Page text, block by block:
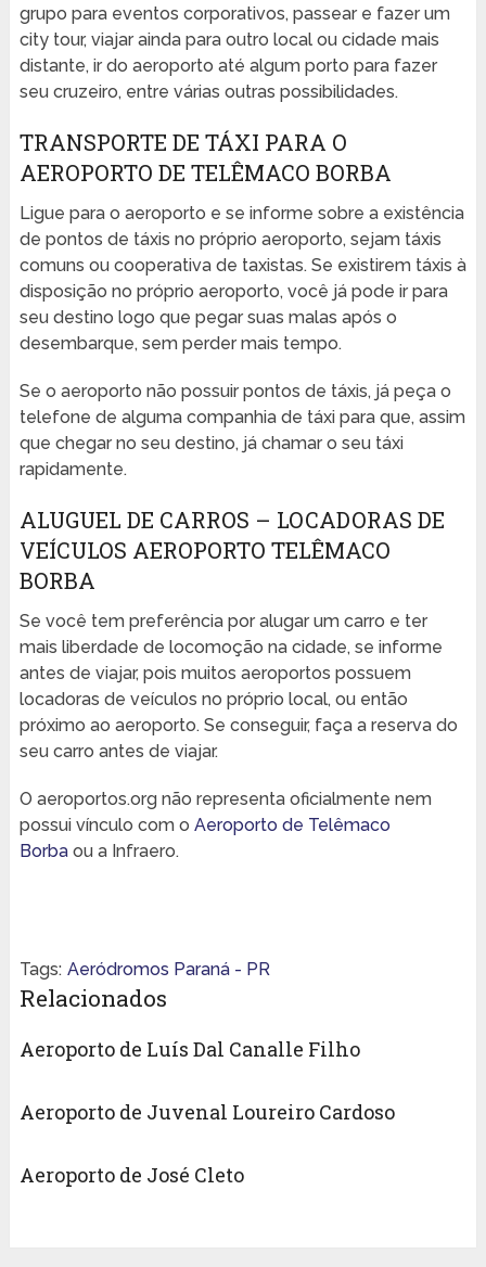
grupo para eventos corporativos, passear e fazer um
city tour, viajar ainda para outro local ou cidade mais
distante, ir do aeroporto até algum porto para fazer
seu cruzeiro, entre várias outras possibilidades.
TRANSPORTE DE TÁXI PARA O
AEROPORTO DE TELÊMACO BORBA
Ligue para o aeroporto e se informe sobre a existência
de pontos de táxis no próprio aeroporto, sejam táxis
comuns ou cooperativa de taxistas. Se existirem táxis à
disposição no próprio aeroporto, você já pode ir para
seu destino logo que pegar suas malas após o
desembarque, sem perder mais tempo.
Se o aeroporto não possuir pontos de táxis, já peça o
telefone de alguma companhia de táxi para que, assim
que chegar no seu destino, já chamar o seu táxi
rapidamente.
ALUGUEL DE CARROS – LOCADORAS DE
VEÍCULOS AEROPORTO TELÊMACO
BORBA
Se você tem preferência por alugar um carro e ter
mais liberdade de locomoção na cidade, se informe
antes de viajar, pois muitos aeroportos possuem
locadoras de veículos no próprio local, ou então
próximo ao aeroporto. Se conseguir, faça a reserva do
seu carro antes de viajar.
O aeroportos.org não representa oficialmente nem
possui vínculo com o Aeroporto de Telêmaco
Borbaou a Infraero.
Tags: Aeródromos Paraná - PR
Relacionados
Aeroporto de Luís Dal Canalle Filho
Aeroporto de Juvenal Loureiro Cardoso
Aeroporto de José Cleto